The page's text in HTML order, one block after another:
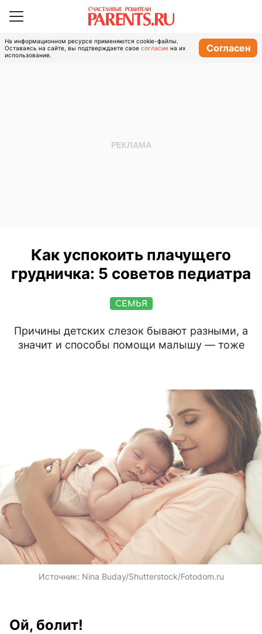
На информационном ресурсе применяются cookie-файлы.
Оставаясь на сайте, вы подтверждаете свое согласие на их
использование.
Согласен
Как успокоить плачущего
грудничка: 5 советов педиатра
СЕМЬЯ
Причины детских слезок бывают разными, а
значит и способы помощи малышу — тоже
Источник: Nina Buday/Shutterstock/Fotodom.ru
Ой, болит!